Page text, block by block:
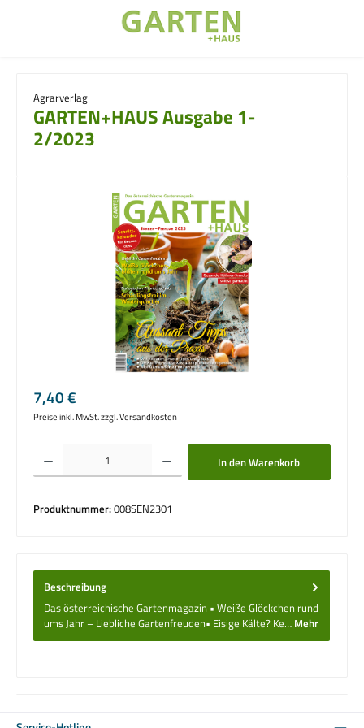
Agrarverlag
GARTEN+HAUS Ausgabe 1-
2/2023
Bildergalerie überspringen
Regulärer Preis:
7,40 €
Preise inkl. MwSt. zzgl. Versandkosten
Produkt Anzahl: Gib den gewünschten Wert ein oder benutze die Schaltflächen um
In den Warenkorb
Produktnummer:008SEN2301
Beschreibung
Das österreichische Gartenmagazin • Weiße Glöckchen rund
ums Jahr – Liebliche Gartenfreuden• Eisige Kälte? Ke… Mehr